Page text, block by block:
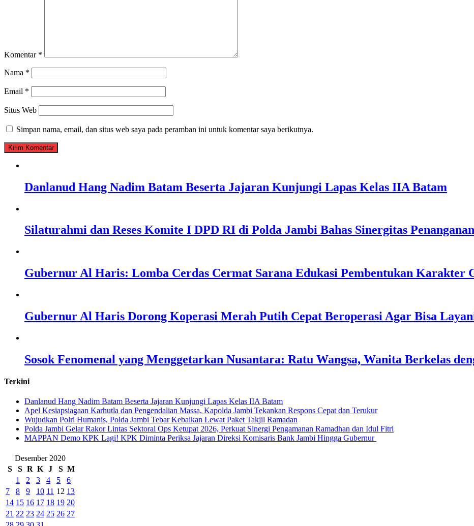
Komentar *
Nama *
Email *
Situs Web
Simpan nama, email, dan situs web saya pada peramban ini untuk komentar saya berikutnya.
Danlanud Hang Nadim Batam Beserta Jajaran Kunjungi Lapas Kelas IIA Batam
Silaturahmi dan Reses Komite I DPD RI di Polda Jambi Bahas Sinergitas
Gubernur Al Haris: Lomba Cerdas Cermat Sarana Edukasi Pembentukan Karakter
Gubernur Al Haris Dorong Koperasi Merah Putih Cepat Beroperasi Agar Bisa
Sosok Fenomenal yang Menggetarkan Nusantara: Ratu Wangsa, Wanita Berkelas
Terkini
Danlanud Hang Nadim Batam Beserta Jajaran Kunjungi Lapas Kelas IIA Batam
Apel Kesiapsiagaan Karhutla dan Pengendalian Massa, Kapolda Jambi Tekankan Respons Cepat dan Terukur
Wujudkan Polri Humanis, Polda Jambi Tebar Kebaikan Lewat Paket Takjil Ramadan
Polda Jambi Gelar Rakor Lintas Sektoral Ops Ketupat 2026, Perkuat Sinergi Pengamanan Ramadhan dan Idul Fitri
‎MAPPAN Demo KPK Lagi! KPK Diminta Periksa Jajaran Direksi Komisaris Bank Jambi Hingga Gubernur ‎
Desember 2020
S
S R K J S M
1
2 3 4 5
6
7
8 9 10 11 12 13
14 15 16 17 18 19 20
21 22 23 24 25 26 27